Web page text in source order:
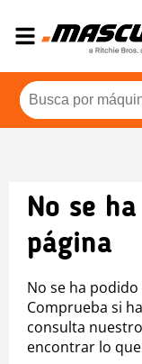
No se
página
No se ha
Comprueba si
consulta
encontrar lo